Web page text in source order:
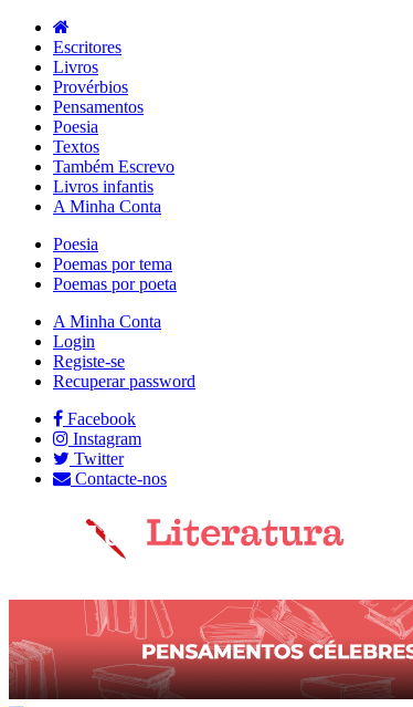
Escritores
Livros
Provérbios
Pensamentos
Poesia
Textos
Também Escrevo
Livros infantis
A Minha Conta
Poesia
Poemas por tema
Poemas por poeta
A Minha Conta
Login
Registe-se
Recuperar password
Facebook
Instagram
Twitter
Contacte-nos